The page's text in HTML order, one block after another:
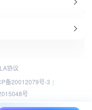
协议
备20012079号-3 ｜
号